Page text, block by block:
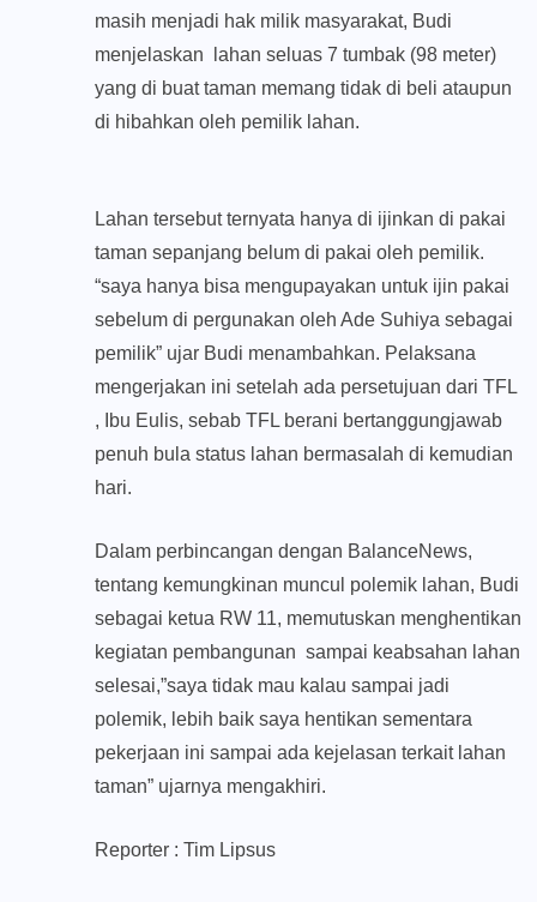
masih menjadi hak milik masyarakat, Budi
menjelaskan lahan seluas 7 tumbak (98 meter)
yang di buat taman memang tidak di beli ataupun
di hibahkan oleh pemilik lahan.
Lahan tersebut ternyata hanya di ijinkan di pakai
taman sepanjang belum di pakai oleh pemilik.
“saya hanya bisa mengupayakan untuk ijin pakai
sebelum di pergunakan oleh Ade Suhiya sebagai
pemilik” ujar Budi menambahkan. Pelaksana
mengerjakan ini setelah ada persetujuan dari TFL
, Ibu Eulis, sebab TFL berani bertanggungjawab
penuh bula status lahan bermasalah di kemudian
hari.
Dalam perbincangan dengan BalanceNews,
tentang kemungkinan muncul polemik lahan, Budi
sebagai ketua RW 11, memutuskan menghentikan
kegiatan pembangunan sampai keabsahan lahan
selesai,”saya tidak mau kalau sampai jadi
polemik, lebih baik saya hentikan sementara
pekerjaan ini sampai ada kejelasan terkait lahan
taman” ujarnya mengakhiri.
Reporter : Tim Lipsus